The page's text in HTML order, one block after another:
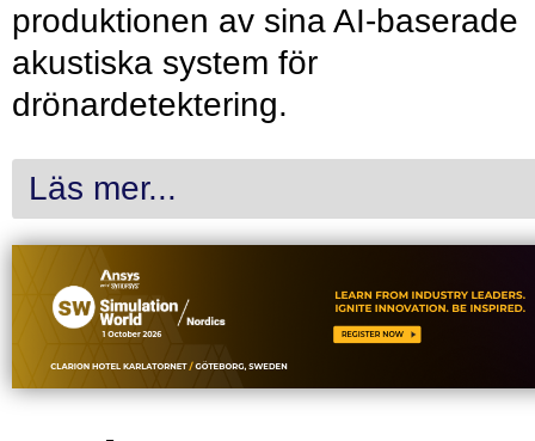
produktionen av sina AI-baserade
akustiska system för
drönardetektering.
Läs mer...